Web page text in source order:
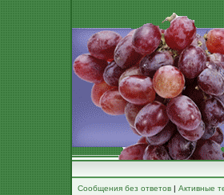
Сообщения без ответов | Активные